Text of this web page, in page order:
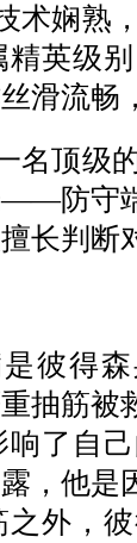
术娴熟
英级
滑流畅
名顶级
防守
长判断
彼得
抽筋
响了自
，他是
外，